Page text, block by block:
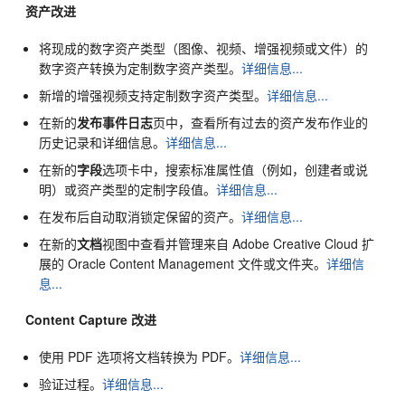
资产改进
将现成的数字资产类型（图像、视频、增强视频或文件）的
数字资产转换为定制数字资产类型。详细信息...
新增的增强视频支持定制数字资产类型。详细信息...
在新的发布事件日志页中，查看所有过去的资产发布作业的
历史记录和详细信息。详细信息...
在新的字段选项卡中，搜索标准属性值（例如，创建者或说
明）或资产类型的定制字段值。详细信息...
在发布后自动取消锁定保留的资产。详细信息...
在新的文档视图中查看并管理来自 Adobe Creative Cloud 扩
展的Oracle Content Management 文件或文件夹。详细信
息...
Content Capture 改进
使用 PDF 选项将文档转换为 PDF。详细信息...
验证过程。详细信息...